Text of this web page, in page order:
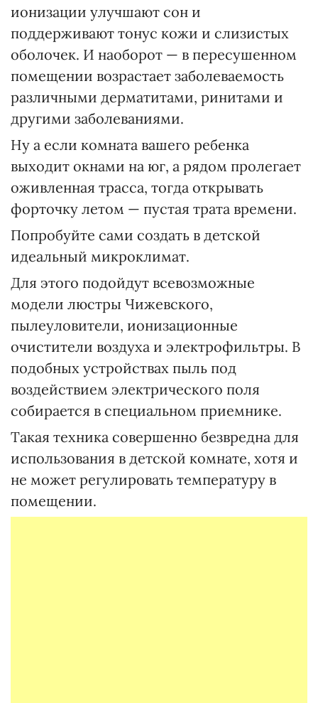
ионизации улучшают сон и
поддерживают тонус кожи и слизистых
оболочек. И наоборот — в пересушенном
помещении возрастает заболеваемость
различными дерматитами, ринитами и
другими заболеваниями.
Ну а если комната вашего ребенка
выходит окнами на юг, а рядом пролегает
оживленная трасса, тогда открывать
форточку летом — пустая трата времени.
Попробуйте сами создать в детской
идеальный микроклимат.
Для этого подойдут всевозможные
модели люстры Чижевского,
пылеуловители, ионизационные
очистители воздуха и электрофильтры. В
подобных устройствах пыль под
воздействием электрического поля
собирается в специальном приемнике.
Такая техника совершенно безвредна для
использования в детской комнате, хотя и
не может регулировать температуру в
помещении.